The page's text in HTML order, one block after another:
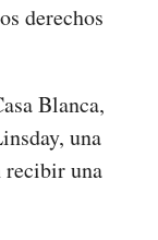
derechos
Blanca,
una
recibir una